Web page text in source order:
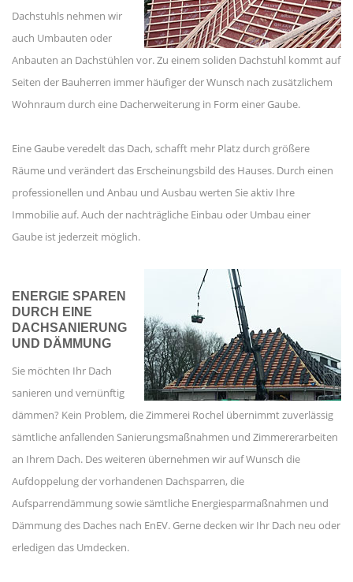
Dachstuhls nehmen wir
auch Umbauten oder
Anbauten an Dachstühlen vor. Zu einem soliden Dachstuhl kommt auf
Seiten der Bauherren immer häufiger der Wunsch nach zusätzlichem
Wohnraum durch eine Dacherweiterung in Form einer Gaube.
Eine Gaube veredelt das Dach, schafft mehr Platz durch größere
Räume und verändert das Erscheinungsbild des Hauses. Durch einen
professionellen und Anbau und Ausbau werten Sie aktiv Ihre
Immobilie auf. Auch der nachträgliche Einbau oder Umbau einer
Gaube ist jederzeit möglich.
ENERGIE SPAREN
DURCH EINE
DACHSANIERUNG
UND DÄMMUNG
Sie möchten Ihr Dach
sanieren und vernünftig
dämmen? Kein Problem, die Zimmerei Rochel übernimmt zuverlässig
sämtliche anfallenden Sanierungsmaßnahmen und Zimmererarbeiten
an Ihrem Dach. Des weiteren übernehmen wir auf Wunsch die
Aufdoppelung der vorhandenen Dachsparren, die
Aufsparrendämmung sowie sämtliche Energiesparmaßnahmen und
Dämmung des Daches nach EnEV. Gerne decken wir Ihr Dach neu oder
erledigen das Umdecken.